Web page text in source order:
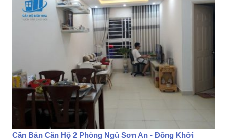
Cần Bán Căn Hộ 2 Phòng Ngủ Sơn An - Đồng Khởi